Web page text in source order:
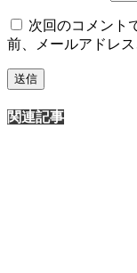
次回のコメント
前、メールアドレス
関連記事